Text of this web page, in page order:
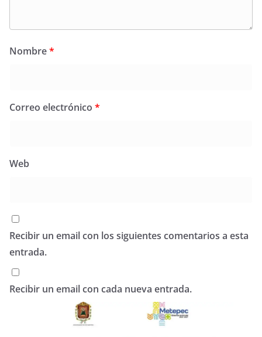
Nombre*
Correo electrónico *
Web
Recibir un email con los siguientes comentarios a esta
entrada.
Recibir un email con cada nueva entrada.